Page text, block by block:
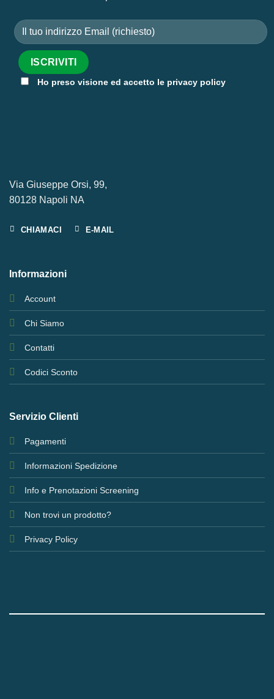
Ho preso visione ed accetto le privacy policy
Via Giuseppe Orsi, 99,
80128 Napoli NA
CHIAMACI E-MAIL
Informazioni
Account
Chi Siamo
Contatti
Codici Sconto
Servizio Clienti
Pagamenti
Informazioni Spedizione
Info e Prenotazioni Screening
Non trovi un prodotto?
Privacy Policy